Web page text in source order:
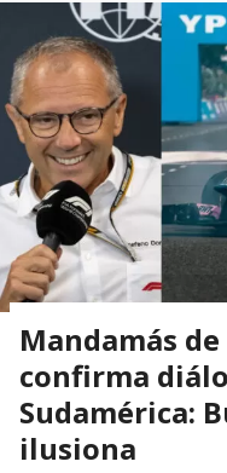
Mandamás
confirma
Sudamérica:
ilusiona